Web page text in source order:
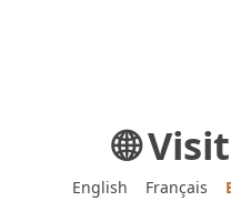
🌐
English Français